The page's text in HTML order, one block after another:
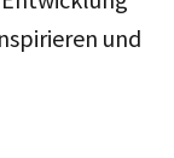
und